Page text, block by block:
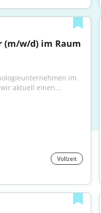
(m/w/d) im Raum
im
aktuell einen...
Vollzeit